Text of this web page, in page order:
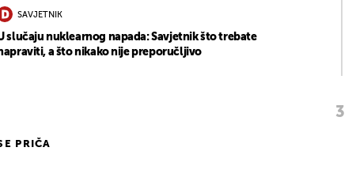
SAVJETNIK
slučaju nuklearnog napada: Savjetnik što trebate
a što nikako nije preporučljivo
PRIČA